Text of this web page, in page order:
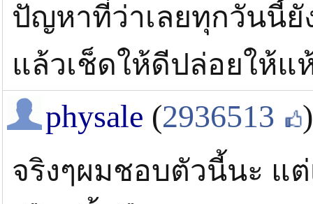
ปัญหาที่ว่าเลยทุกวันนี้ยั
แล้วเช็ดให้ดีปล่อยให้
physale (2936513 )
จริงๆผมชอบตัวนี้นะ แ